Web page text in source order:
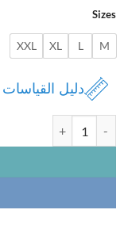
L
XL
XXL
دليل القياسات